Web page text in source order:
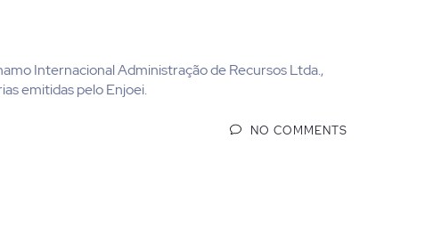
Internacional Administração de Recursos Ltda.,
emitidas pelo Enjoei.
NO COMMENTS